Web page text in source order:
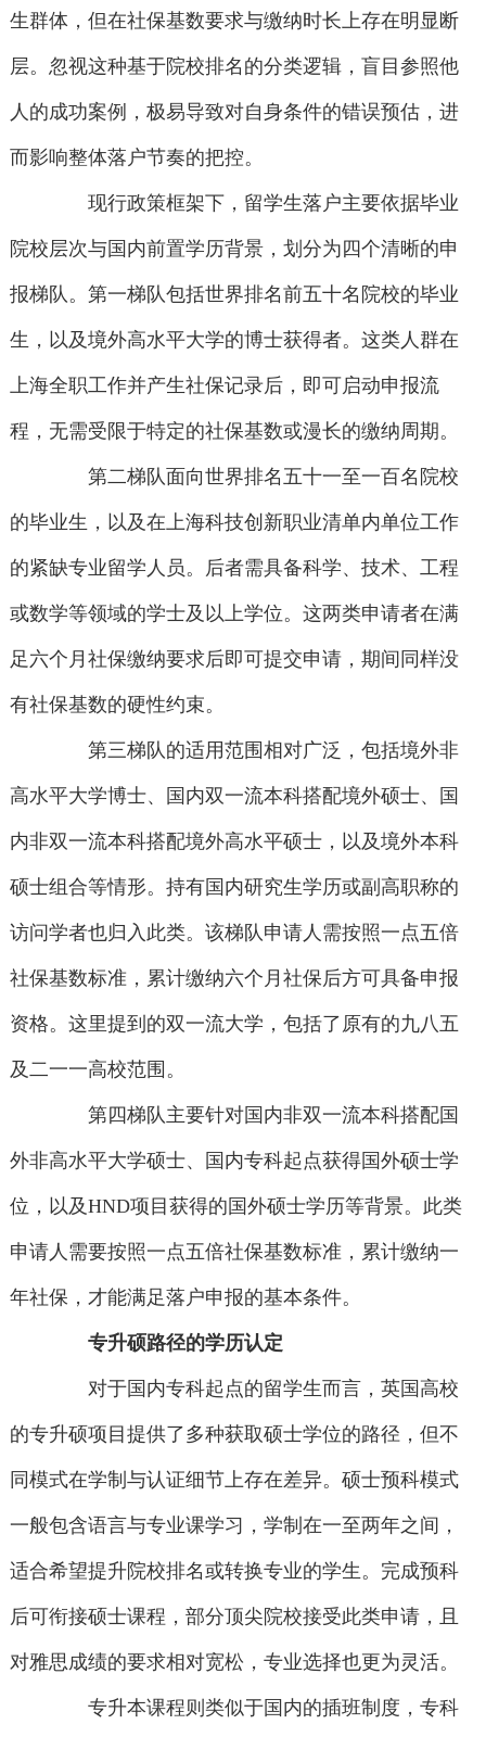
生群体，但在社保基数要求与缴纳时长上存在明显断
层。忽视这种基于院校排名的分类逻辑，盲目参照他
人的成功案例，极易导致对自身条件的错误预估，进
而影响整体落户节奏的把控。
现行政策框架下，留学生落户主要依据毕业
院校层次与国内前置学历背景，划分为四个清晰的申
报梯队。第一梯队包括世界排名前五十名院校的毕业
生，以及境外高水平大学的博士获得者。这类人群在
上海全职工作并产生社保记录后，即可启动申报流
程，无需受限于特定的社保基数或漫长的缴纳周期。
第二梯队面向世界排名五十一至一百名院校
的毕业生，以及在上海科技创新职业清单内单位工作
的紧缺专业留学人员。后者需具备科学、技术、工程
或数学等领域的学士及以上学位。这两类申请者在满
足六个月社保缴纳要求后即可提交申请，期间同样没
有社保基数的硬性约束。
第三梯队的适用范围相对广泛，包括境外非
高水平大学博士、国内双一流本科搭配境外硕士、国
内非双一流本科搭配境外高水平硕士，以及境外本科
硕士组合等情形。持有国内研究生学历或副高职称的
访问学者也归入此类。该梯队申请人需按照一点五倍
社保基数标准，累计缴纳六个月社保后方可具备申报
资格。这里提到的双一流大学，包括了原有的九八五
及二一一高校范围。
第四梯队主要针对国内非双一流本科搭配国
外非高水平大学硕士、国内专科起点获得国外硕士学
位，以及HND项目获得的国外硕士学历等背景。此类
申请人需要按照一点五倍社保基数标准，累计缴纳一
年社保，才能满足落户申报的基本条件。
专升硕路径的学历认定
对于国内专科起点的留学生而言，英国高校
的专升硕项目提供了多种获取硕士学位的路径，但不
同模式在学制与认证细节上存在差异。硕士预科模式
一般包含语言与专业课学习，学制在一至两年之间，
适合希望提升院校排名或转换专业的学生。完成预科
后可衔接硕士课程，部分顶尖院校接受此类申请，且
对雅思成绩的要求相对宽松，专业选择也更为灵活。
专升本课程则类似于国内的插班制度，专科